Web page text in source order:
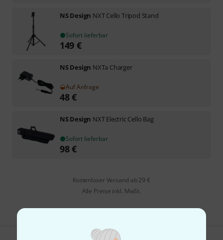
NS Design NXT Cello Tripod Stand
Sofort lieferbar
149 €
NS Design NXTa Charger
Auf Anfrage
48€
NS Design NXT Electric Cello Bag
Sofort lieferbar
98€
Kostenloser Versand ab 29 €
Alle Preise inkl. MwSt.